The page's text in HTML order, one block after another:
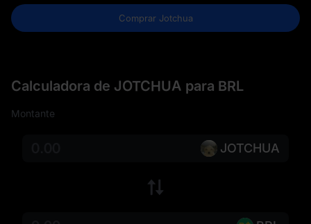
Comprar Jotchua
Calculadora de JOTCHUA para BRL
Montante
JOTCHUA